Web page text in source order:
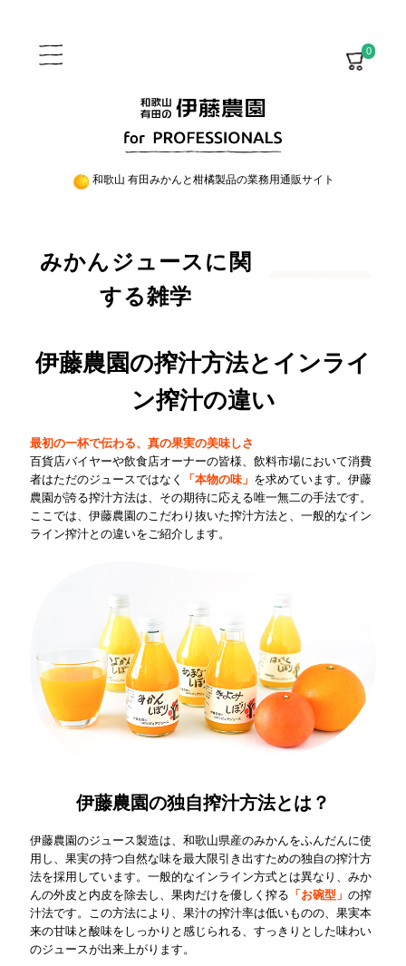
和歌山 有田みかんと柑橘製品の業務用通販サイト
0
みかんジュースに関
する雑学
伊藤農園の搾汁方法とインライ
ン搾汁の違い
最初の一杯で伝わる、真の果実の美味しさ
百貨店バイヤーや飲食店オーナーの皆様、飲料市場において消費
者はただのジュースではなく
「本物の味」 を求めています。伊藤
農園が誇る搾汁方法は、その期待に応える唯一無二の手法です。
ここでは、伊藤農園のこだわり抜いた搾汁方法と、一般的なイン
ライン搾汁との違いをご紹介します。
伊藤農園の独自搾汁方法とは？
伊藤農園のジュース製造は、和歌山県産のみかんをふんだんに使
用し、果実の持つ自然な味を最大限引き出すための独自の搾汁方
法を採用しています。一般的なインライン方式とは異なり、みか
んの外皮と内皮を除去し、果肉だけを優しく搾る 「お碗型」 の搾
汁法です。この方法により、果汁の搾汁率は低いものの、果実本
来の甘味と酸味をしっかりと感じられる、すっきりとした味わい
のジュースが出来上がります。